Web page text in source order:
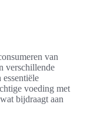
van
verschillende
voeding met
bijdraagt aan